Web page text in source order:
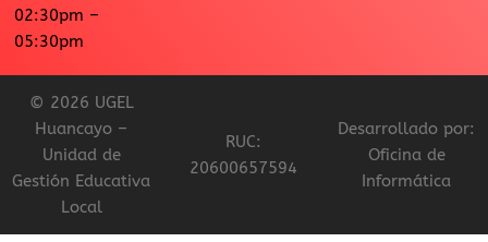
02:30pm –
05:30pm
© 2026 UGEL
Huancayo –
Unidad de
Gestión Educativa
Local
RUC:
20600657594
Desarrollado por:
Oficina de
Informática